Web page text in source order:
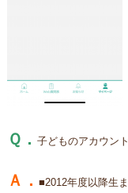
Ｑ． 子どものアカウン
Ａ． ■2012年度以降生